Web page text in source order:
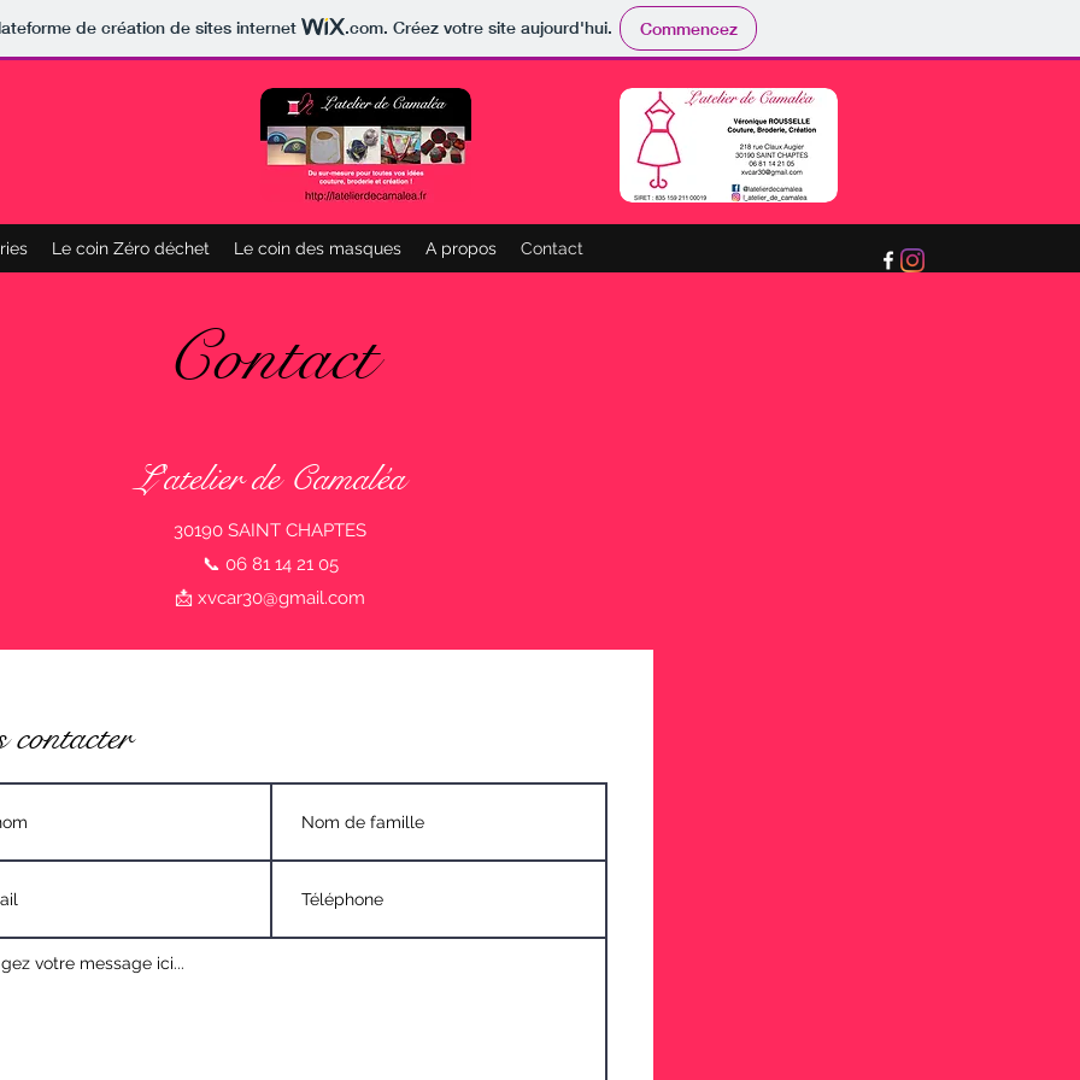
de création de sites internet .com. Créez votre site aujourd'hui. Commencez
Le coin Zéro déchet Le coin des masques A propos Contact
Contact
L'atelier de Camaléa
30190 SAINT CHAPTES
📞 06 81 14 21 05
📩 xvcar30@gmail.com
contacter